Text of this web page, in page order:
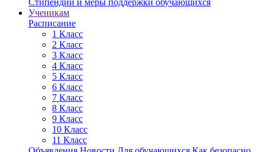
Стипендии и меры поддержки обучающихся
Ученикам
Расписание
1 Класс
2 Класс
3 Класс
4 Класс
5 Класс
6 Класс
7 Класс
8 Класс
9 Класс
10 Класс
11 Класс